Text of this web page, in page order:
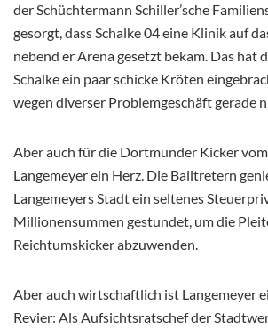
der Schüchtermann Schiller’sche
gesorgt, dass Schalke 04 eine Klinik auf
nebend er Arena gesetzt bekam. Das hat
Schalke ein paar schicke Kröten
wegen diverser Problemgeschäft gerade
Aber auch für die Dortmunder Kicker
Langemeyer ein Herz. Die Balltretern
Langemeyers Stadt ein seltenes
Millionensummen gestundet, um die
Reichtumskicker abzuwenden.
Aber auch wirtschaftlich ist Langemeyer
Revier: Als Aufsichtsratschef der